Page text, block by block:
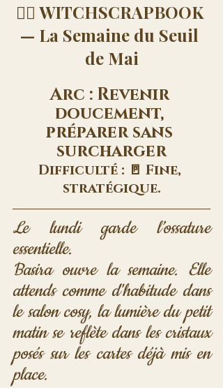
🧙‍♀️ WITCHSCRAPBOOK
— La Semaine du Seuil
de Mai
Arc : Revenir
doucement,
préparer sans
surcharger
Difficulté : 🚪 Fine,
stratégique.
Le lundi garde l’ossature
essentielle.
Basira ouvre la semaine. Elle
attends comme d'habitude dans
le salon cosy, la lumière du petit
matin se reflète dans les cristaux
posés sur les cartes déjà mis en
place.